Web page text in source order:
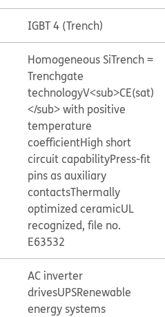
IGBT 4 (Trench)
Homogeneous SiTrench =
Trenchgate
technologyV<sub>CE(sat)
</sub> with positive
temperature
coefficientHigh short
circuit capabilityPress-fit
pins as auxiliary
contactsThermally
optimized ceramicUL
recognized, file no.
E63532
AC inverter
drivesUPSRenewable
energy systems